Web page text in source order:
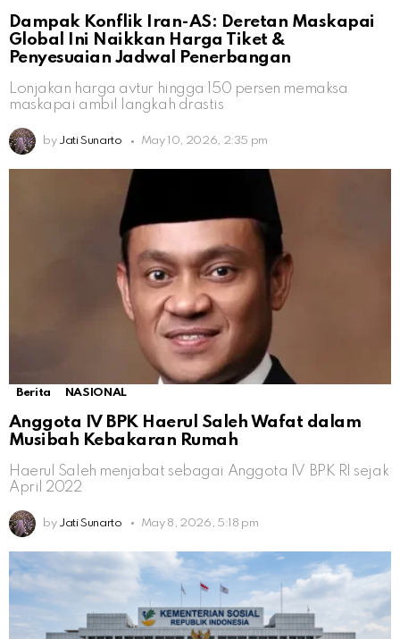
Dampak Konflik Iran-AS: Deretan Maskapai
Global Ini Naikkan Harga Tiket &
Penyesuaian Jadwal Penerbangan
Lonjakan harga avtur hingga 150 persen memaksa
maskapai ambil langkah drastis
by Jati Sunarto May 10, 2026, 2:35 pm
Berita NASIONAL
Anggota IV BPK Haerul Saleh Wafat dalam
Musibah Kebakaran Rumah
Haerul Saleh menjabat sebagai Anggota IV BPK RI sejak
April 2022
by Jati Sunarto May 8, 2026, 5:18 pm